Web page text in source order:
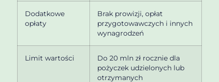
Dodatkowe
opłaty
Brak prowizji, opłat
przygotowawczych i innych
wynagrodzeń
Limit wartości
Do 20 mln zł rocznie dla
pożyczek udzielonych lub
otrzymanych